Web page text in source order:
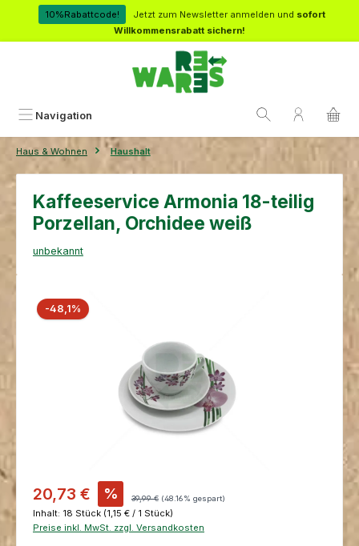
Zum Hauptinhalt springen
10%Rabattcode! Jetzt zum Newsletter anmelden und sofort
Willkommensrabatt sichern!
Navigation
Haus & Wohnen Haushalt
Kaffeeservice Armonia 18-teilig
Porzellan, Orchidee weiß
unbekannt
Bildergalerie überspringen
-48,1% Rabatt
Verkaufspreis:
20,73 € % Regulärer Preis:
39,99 € (48.16% gespart)
Inhalt: 18 Stück (1,15 € / 1 Stück)
Preise inkl. MwSt. zzgl. Versandkosten